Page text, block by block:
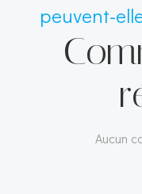
peuvent-
Aucun